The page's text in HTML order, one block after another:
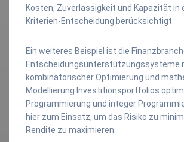
Kosten, Zuverlässigkeit und Kapazität in
Kriterien-Entscheidung berücksichtigt.
Ein weiteres Beispiel ist die
Entscheidungsunterstützungssysteme
kombinatorischer Optimierung und
Modellierung Investitionsportfolios
Programmierung und integer
hier zum Einsatz, um das Risiko zu
Rendite zu maximieren.